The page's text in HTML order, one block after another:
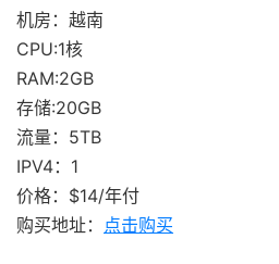
机房：越南
CPU:1核
RAM:2GB
存储:20GB
流量：5TB
IPV4：1
价格：$14/年付
购买地址： 点击购买